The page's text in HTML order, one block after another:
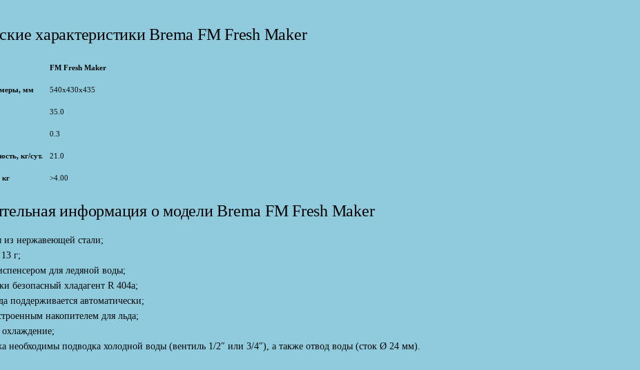
характеристики Brema FM Fresh Maker
мм
кг/сут.
кг
FM Fresh Maker
540x430x435
35.0
0.3
21.0
>4.00
информация о модели Brema FM Fresh Maker
нержавеющей стали;
г;
для ледяной воды;
безопасный хладагент R 404a;
поддерживается автоматически;
накопителем для льда;
необходимы подводка холодной воды (вентиль 1/2″ или 3/4″), а также отвод воды (сток Ø 24 мм).